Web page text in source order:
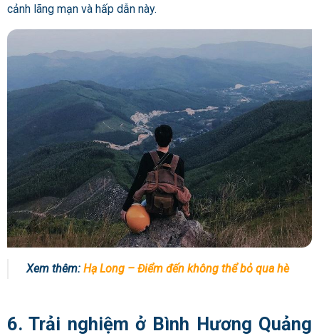
cảnh lãng mạn và hấp dẫn này.
Xem thêm: Hạ Long – Điểm đến không thể bỏ qua hè
6. Trải nghiệm ở Bình Hương Quảng